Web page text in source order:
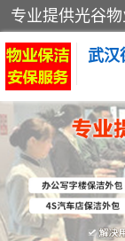
武汉
保洁外包